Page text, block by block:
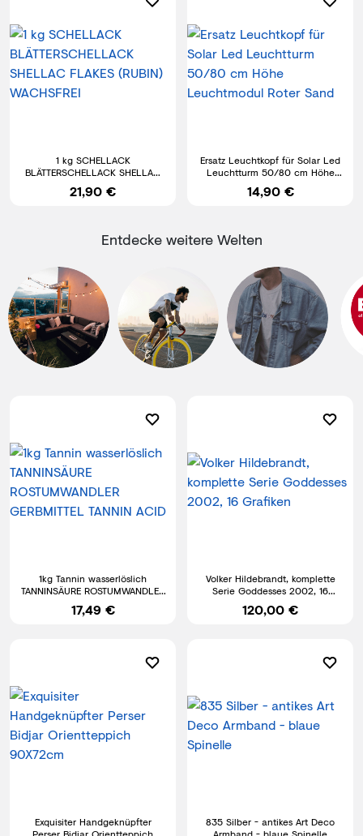
1 kg SCHELLACK
BLÄTTERSCHELLACK SHELLAC
FLAKES (RUBIN) WACHSFREI
21,90 €
Ersatz Leuchtkopf für Solar Led
Leuchtturm 50/80 cm Höhe
Leuchtmodul Roter Sand
14,90 €
Entdecke weitere Welten
1kg Tannin wasserlöslich
TANNINSÄURE ROSTUMWANDLER
GERBMITTEL TANNIN ACID
17,49 €
Volker Hildebrandt, komplette
Serie Goddesses 2002, 16
Grafiken
120,00 €
Exquisiter Handgeknüpfter
835 Silber - antikes Art Deco